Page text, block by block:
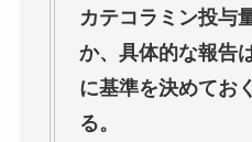
カテコラミン投与
か、具体的な報告
に基準を決めてお
る。